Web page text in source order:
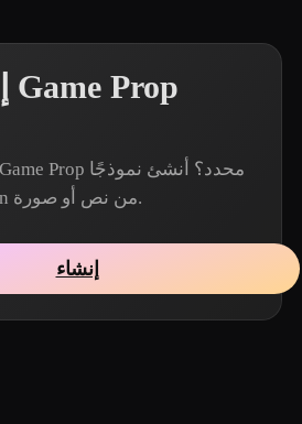
عبر Hyper3D Rodin من نص أو صورة.
إنشاء